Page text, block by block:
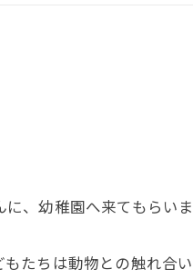
、幼稚園へ来てもらい
たちは動物との触れ合